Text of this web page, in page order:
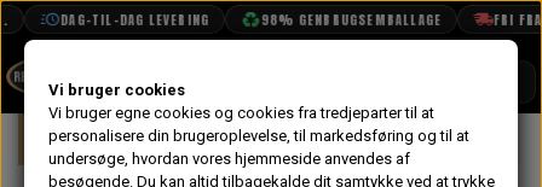
DAG-TIL-DAG LEVERING 98% GENBRUGSEMBALLAGE FRI
BOOK TID
Forside Mini Indsugning & Brændstofsystem
Vi bruger cookies
Vi bruger egne cookies og cookies fra tredjeparter til at
personalisere din brugeroplevelse, til markedsføring og til at
undersøge, hvordan vores hjemmeside anvendes af
besøgende. Du kan altid tilbagekalde dit samtykke ved at trykke